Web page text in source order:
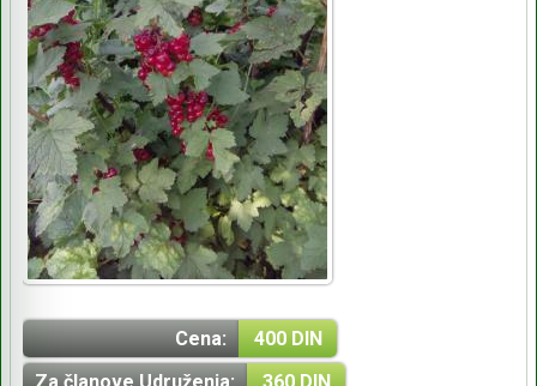
Cena:
400 DIN